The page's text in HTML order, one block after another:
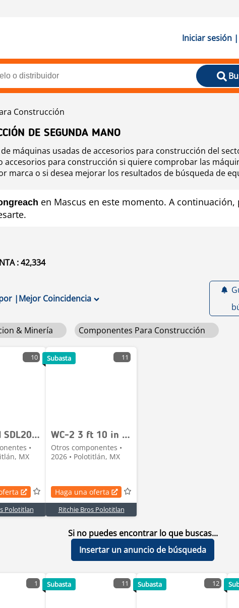
Iniciar sesión
Construcción
DE SEGUNDA MANO
máquinas usadas de accesorios para construcción del
accesorios para construcción si quiere comprobar las
marca o si desea mejorar los resultados de búsqueda de
en Mascus en este momento. A
: 42,334
|Mejor Coincidencia
& Minería Componentes Para Construcción
10
SDLANCH SDL2030GT
•
MX
Polotitlan
11
WC-2 3 ft 10 in x 7 ft 2 in 2 Person Baño Portatil
Otros componentes •
2026 • Polotitlán, MX
Haga una oferta
Ritchie Bros Polotitlan
Subasta
Si no puedes encontrar lo que buscas...
Insertar un anuncio de búsqueda
1 11
Subasta 12
Subasta